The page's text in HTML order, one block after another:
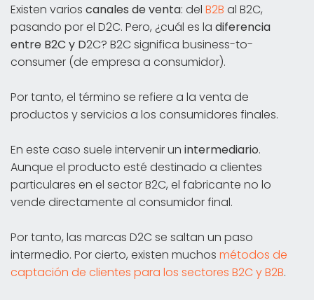
Existen varios canales de venta: del B2B al B2C,
pasando por el D2C. Pero, ¿cuál es la diferencia
entre B2C y D2C? B2C significa business-to-
consumer (de empresa a consumidor).
Por tanto, el término se refiere a la venta de
productos y servicios a los consumidores finales.
En este caso suele intervenir un intermediario.
Aunque el producto esté destinado a clientes
particulares en el sector B2C, el fabricante no lo
vende directamente al consumidor final.
Por tanto, las marcas D2C se saltan un paso
intermedio. Por cierto, existen muchos métodos de
captación de clientes para los sectores B2C y B2B.